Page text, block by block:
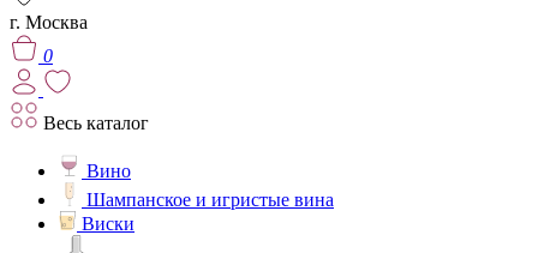
г. Москва
0
Весь каталог
Вино
Шампанское и игристые вина
Виски